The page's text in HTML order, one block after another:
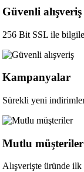
Güvenli alışveriş
256 Bit SSL ile
Kampanyalar
Sürekli yeni
Mutlu müşteriler
Alışverişte üründe ilk